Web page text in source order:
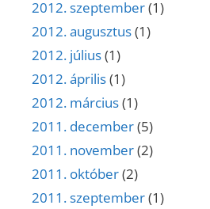
2012. szeptember(1)
2012. augusztus(1)
2012. július(1)
2012. április(1)
2012. március(1)
2011. december(5)
2011. november(2)
2011. október(2)
2011. szeptember(1)